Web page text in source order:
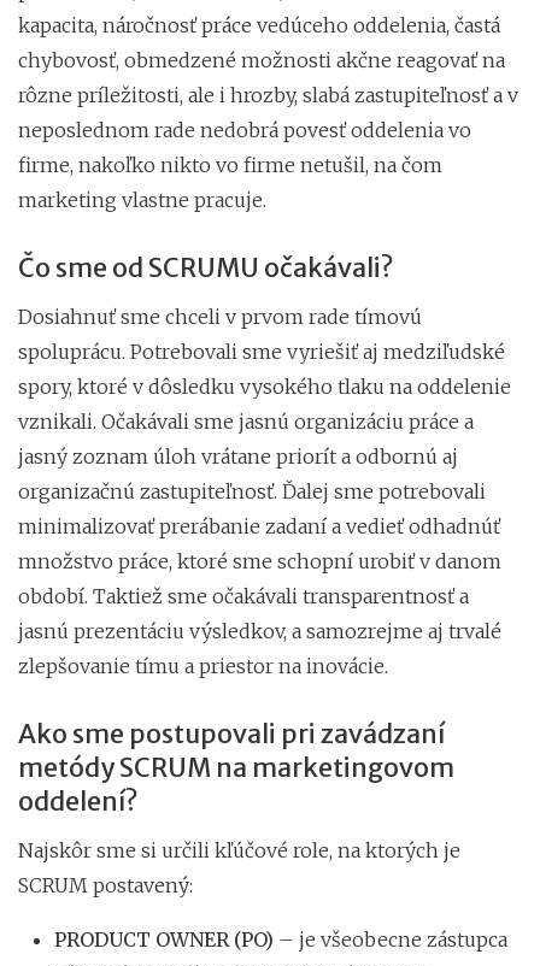
kapacita, náročnosť práce vedúceho oddelenia, častá
chybovosť, obmedzené možnosti akčne reagovať na
rôzne príležitosti, ale i hrozby, slabá zastupiteľnosť a v
neposlednom rade nedobrá povesť oddelenia vo
firme, nakoľko nikto vo firme netušil, na čom
marketing vlastne pracuje.
Čo sme od SCRUMU očakávali?
Dosiahnuť sme chceli v prvom rade tímovú
spoluprácu. Potrebovali sme vyriešiť aj medziľudské
spory, ktoré v dôsledku vysokého tlaku na oddelenie
vznikali. Očakávali sme jasnú organizáciu práce a
jasný zoznam úloh vrátane priorít a odbornú aj
organizačnú zastupiteľnosť. Ďalej sme potrebovali
minimalizovať prerábanie zadaní a vedieť odhadnúť
množstvo práce, ktoré sme schopní urobiť v danom
období. Taktiež sme očakávali transparentnosť a
jasnú prezentáciu výsledkov, a samozrejme aj trvalé
zlepšovanie tímu a priestor na inovácie.
Ako sme postupovali pri zavádzaní
metódy SCRUM na marketingovom
oddelení?
Najskôr sme si určili kľúčové role, na ktorých je
SCRUM postavený:
PRODUCT OWNER (PO) – je všeobecne zástupca